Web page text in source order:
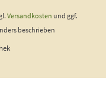
Versandkosten und ggf.
beschrieben